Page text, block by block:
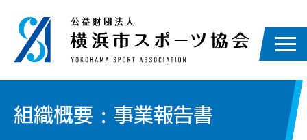
組織概要 : 事業報告書